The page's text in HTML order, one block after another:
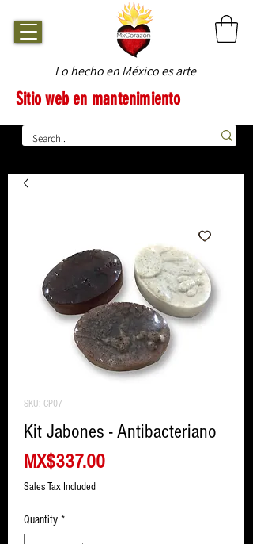
Lo hecho en México es arte
Sitio web en mantenimiento
SKU: CP07
Kit Jabones - Antibacteriano
MX$337.00Price
Sales Tax Included
Quantity *